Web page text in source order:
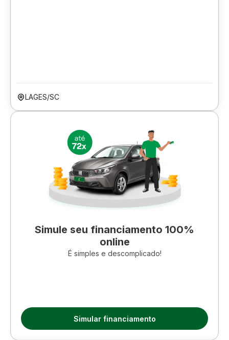
LAGES/SC
Simule seu financiamento 100%
online
É simples e descomplicado!
Simular financiamento